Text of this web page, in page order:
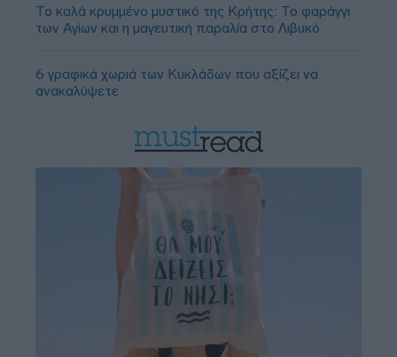
Το καλά κρυμμένο μυστικό της Κρήτης: Το φαράγγι
των Αγίων και η μαγευτική παραλία στο Λιβυκό
6 γραφικά χωριά των Κυκλάδων που αξίζει να
ανακαλύψετε